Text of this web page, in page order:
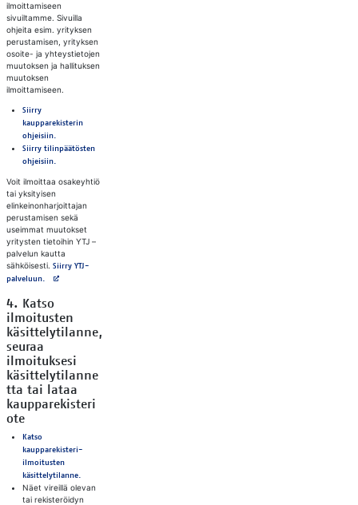
ilmoittamiseen
sivuiltamme. Sivuilla
ohjeita esim. yrityksen
perustamisen, yrityksen
osoite- ja yhteystietojen
muutoksen ja hallituksen
muutoksen
ilmoittamiseen.
Siirry
kaupparekisterin
ohjeisiin.
Siirry tilinpäätösten
ohjeisiin.
Voit ilmoittaa osakeyhtiö
tai yksityisen
elinkeinonharjoittajan
perustamisen sekä
useimmat muutokset
yritysten tietoihin YTJ –
palvelun kautta
sähköisesti. Siirry YTJ-
palveluun. Avautuu uuteen välilehteen
4. Katso
ilmoitusten
käsittelytilanne,
seuraa
ilmoituksesi
käsittelytilanne
tta tai lataa
kaupparekisteri
ote
Katso
kaupparekisteri-
ilmoitusten
käsittelytilanne.
Näet vireillä olevan
tai rekisteröidyn